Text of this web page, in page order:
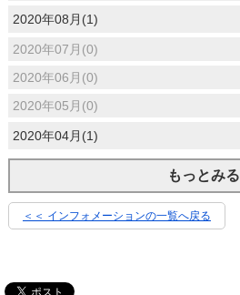
2020年08月(1)
2020年07月(0)
2020年06月(0)
2020年05月(0)
2020年04月(1)
もっとみる
＜＜ インフォメーションの一覧へ戻る